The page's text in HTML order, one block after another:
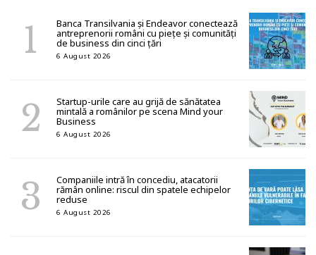
Banca Transilvania și Endeavor conectează
antreprenorii români cu piețe și comunități
de business din cinci țări
6 August 2026
Startup-urile care au grijă de sănătatea
mintală a românilor pe scena Mind your
Business
6 August 2026
Companiile intră în concediu, atacatorii
rămân online: riscul din spatele echipelor
reduse
6 August 2026